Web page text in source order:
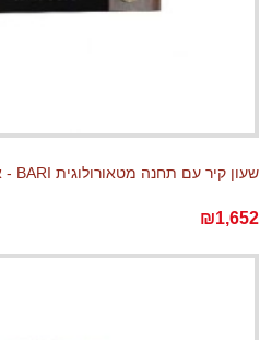
שעון קיר עם תחנה מטאורולוגית BARI - אלון מלא
₪1,652